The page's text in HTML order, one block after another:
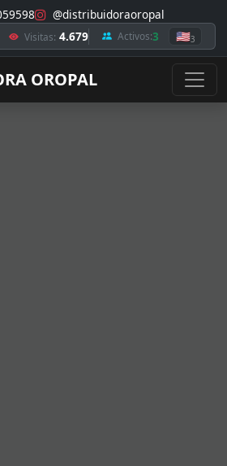
@distribuidoraoropal
Visitas: 4.679 Activos:3 🇺🇸3
OROPAL